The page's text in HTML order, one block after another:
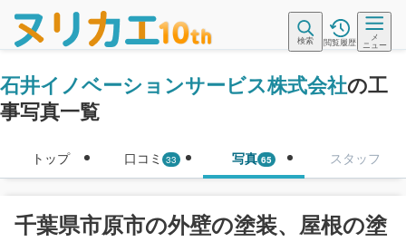
検索 閲覧履歴
メ
ニュー
石井イノベーションサービス株式会社の工
事写真一覧
トップ 口コミ 33 写真 65 スタッフ
千葉県市原市の外壁の塗装、屋根の塗